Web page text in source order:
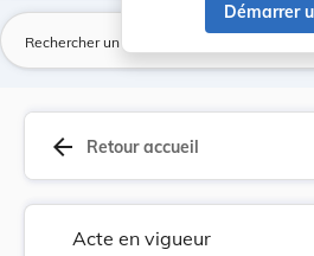
Démarrer
arrow_back Retour accueil
Acte en vigueur